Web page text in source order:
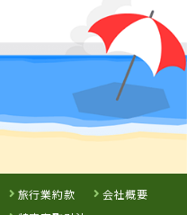
詳 細
予 約
旅行業約款
会社概要